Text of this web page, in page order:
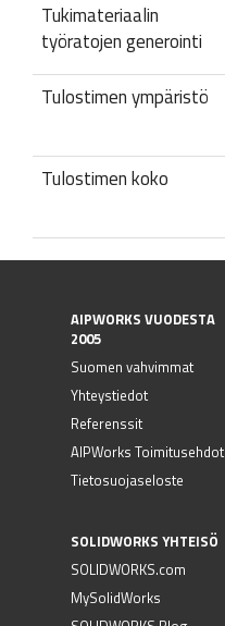
Tukimateriaalin
työratojen generointi
Tulostimen ympäristö
Tulostimen koko
AIPWORKS VUODESTA
2005
Suomen vahvimmat
Yhteystiedot
Referenssit
AIPWorks Toimitusehdot
Tietosuojaseloste
SOLIDWORKS YHTEISÖ
SOLIDWORKS.com
MySolidWorks